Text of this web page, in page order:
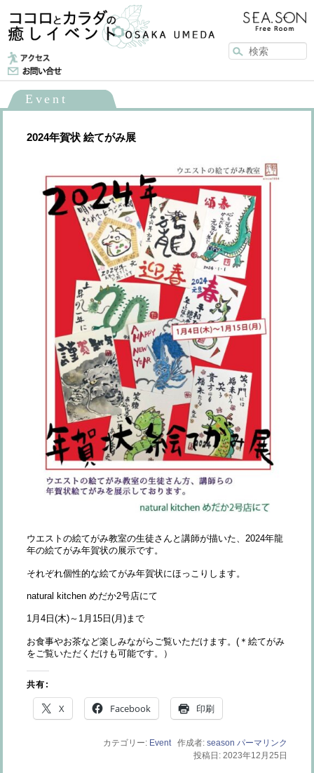
メインコンテンツへ移動
Event
2024年賀状 絵てがみ展
ウエストの絵てがみ教室の生徒さんと講師が描いた、2024年龍
年の絵てがみ年賀状の展示です。
それぞれ個性的な絵てがみ年賀状にほっこりします。
natural kitchen めだか2号店にて
1月4日(木)～1月15日(月)まで
お食事やお茶など楽しみながらご覧いただけます。(＊絵てがみ
をご覧いただくだけも可能です。）
共有:
X Facebook 印刷
カテゴリー: Event作成者: season パーマリンク
投稿日: 2023年12月25日